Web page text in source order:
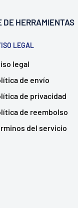
HERRAMIENTAS
LEGAL
legal
de envío
de privacidad
de reembolso
del servicio